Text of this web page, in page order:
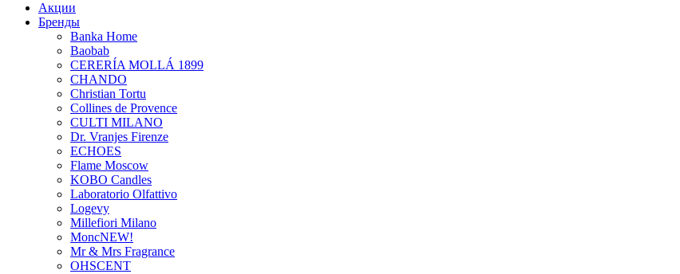
Акции
Бренды
Banka Home
Baobab
CERERÍA MOLLÁ 1899
CHANDO
Christian Tortu
Collines de Provence
CULTI MILANO
Dr. Vranjes Firenze
ECHOES
Flame Moscow
KOBO Candles
Laboratorio Olfattivo
Logevy
Millefiori Milano
MoncNEW!
Mr & Mrs Fragrance
OHSCENT